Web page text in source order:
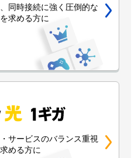
同時接続に強く圧倒的な
求める方に
サービスのバランス重視
める方に